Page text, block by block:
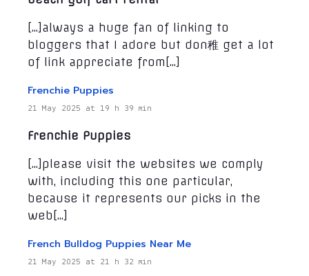
[…]always a huge fan of linking to
bloggers that I adore but don稚 get a lot
of link appreciate from[…]
Frenchie Puppies
21 May 2025 at 19 h 39 min
Frenchie Puppies
[…]please visit the websites we comply
with, including this one particular,
because it represents our picks in the
web[…]
French Bulldog Puppies Near Me
21 May 2025 at 21 h 32 min